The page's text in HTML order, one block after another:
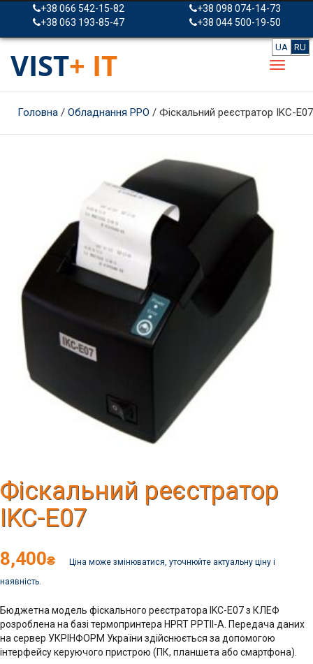
+38 066 542-15-82
+38 098 074-14-73
+38 063 193-85-47
+38 044 500-19-50
UA RU
VIST+ IT
Головна / Обладнання РРО / Фіскальний реєстратор IKC-Е07
Фіскальний реєстратор
IKC-Е07
8,400₴
Ціна може змінюватися, уточнюйте актуальну ціну і
наявність.
Бюджетна модель фіскального реєстратора IKC-Е07 з КЛЕФ
розроблена на базі термопринтера HPRT PPTII-A. Передача даних
на сервер УКРІНФОРМ України здійснюється за допомогою
інтерфейсу керуючого пристрою (ПК, планшета або смартфона).